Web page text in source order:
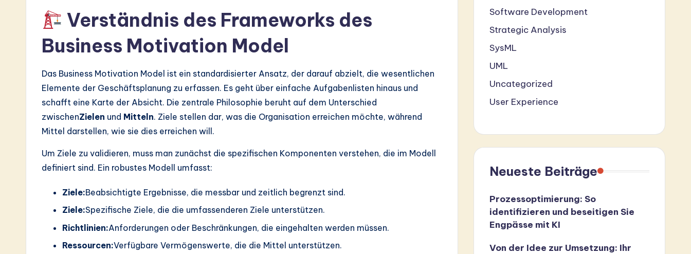
In
Verständnis des Frameworks des
Business Motivation Model
Das Business Motivation Model ist ein standardisierter Ansatz, der darauf abzielt, die wesentlichen
Elemente der Geschäftsplanung zu erfassen. Es geht über einfache Aufgabenlisten hinaus und
schafft eine Karte der Absicht. Die zentrale Philosophie beruht auf dem Unterschied
zwischenZielen und Mitteln. Ziele stellen dar, was die Organisation erreichen möchte, während
Mittel darstellen, wie sie dies erreichen will.
Um Ziele zu validieren, muss man zunächst die spezifischen Komponenten verstehen, die im Modell
definiert sind. Ein robustes Modell umfasst:
Ziele:Beabsichtigte Ergebnisse, die messbar und zeitlich begrenzt sind.
Ziele:Spezifische Ziele, die die umfassenderen Ziele unterstützen.
Richtlinien:Anforderungen oder Beschränkungen, die eingehalten werden müssen.
Ressourcen:Verfügbare Vermögenswerte, die die Mittel unterstützen.
Software Development
Strategic Analysis
SysML
UML
Uncategorized
User Experience
Neueste Beiträge
Prozessoptimierung: So
identifizieren und beseitigen Sie
Engpässe mit KI
Von der Idee zur Umsetzung: Ihr